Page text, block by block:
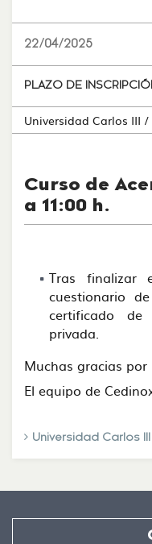
22/04/2025
PLAZO DE
Universidad Carlos III /
Curso de
a 11:00 h.
Tras finalizar
cuestionario
certificado
privada.
Muchas gracias
El equipo de
Universidad Carlos III